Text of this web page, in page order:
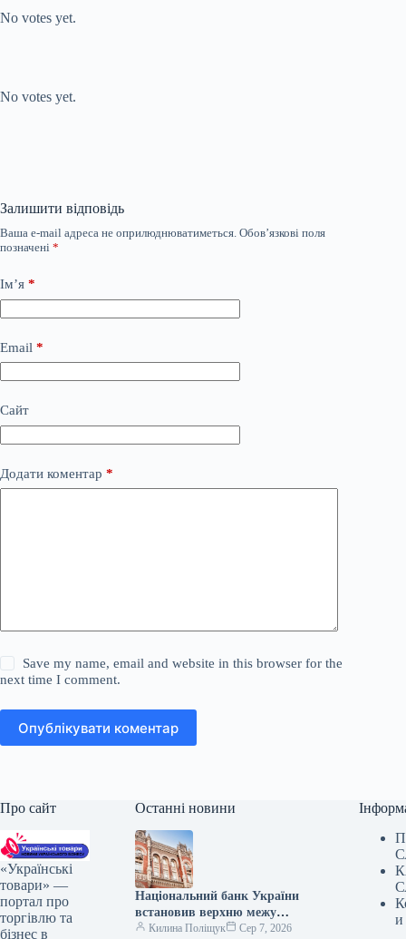
No votes yet.
No votes yet.
Залишити відповідь
Ваша e-mail адреса не оприлюднюватиметься. Обов’язкові поля
позначені *
Ім’я *
Email *
Сайт
Додати коментар *
Save my name, email and website in this browser for the
next time I comment.
Опублікувати коментар
Про сайт
«Українські
товари» —
портал про
торгівлю та
бізнес в
Останні новини
Національний банк України
встановив верхню межу
відсоткової ставки за
Килина Поліщук Сер 7, 2026
и